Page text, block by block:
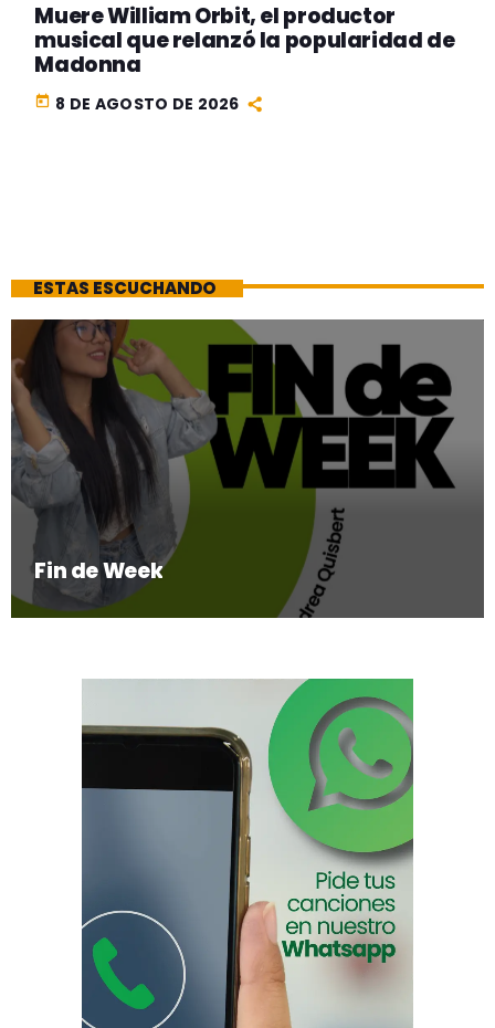
Muere William Orbit, el productor
musical que relanzó la popularidad de
Madonna
today 8 DE AGOSTO DE 2026
ESTAS ESCUCHANDO
Fin de Week